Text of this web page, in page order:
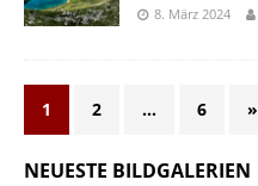
8. März 2024
1 2 … 6 »
NEUESTE BILDGALERIEN